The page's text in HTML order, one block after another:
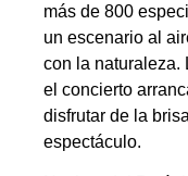
más de 800
un escenario al
con la naturaleza.
el concierto
disfrutar de la
espectáculo.